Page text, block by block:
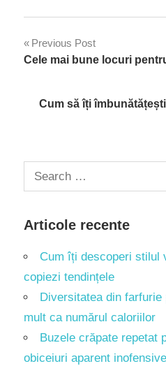
Navigare
articole
Previous Post
Cele mai bune locuri
Cum să îți
Search
for:
Articole recente
Cum îți descoperi stilul
copiezi tendințele
Diversitatea din
mult ca numărul caloriilor
Buzele crăpate repetat
obiceiuri aparent inofensive